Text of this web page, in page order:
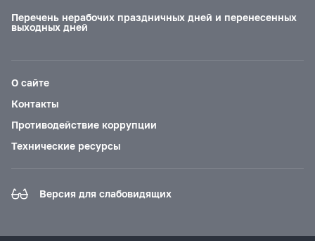
Перечень нерабочих праздничных дней и перенесенных
выходных дней
О сайте
Контакты
Противодействие коррупции
Технические ресурсы
Версия для слабовидящих